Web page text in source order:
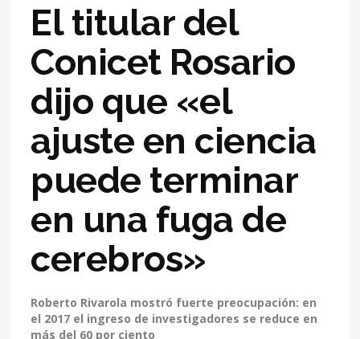
El titular del
Conicet Rosario
dijo que «el
ajuste en ciencia
puede terminar
en una fuga de
cerebros»
Roberto Rivarola mostró fuerte preocupación: en
el 2017 el ingreso de investigadores se reduce en
más del 60 por ciento